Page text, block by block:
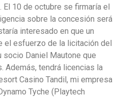
10 de octubre se firmaría el
sobre la concesión será
interesado en que un
el esfuerzo de la licitación del
socio Daniel Mautone que
Además, tendrá licencias la
Casino Tandil, mi empresa
Tyche (Playtech